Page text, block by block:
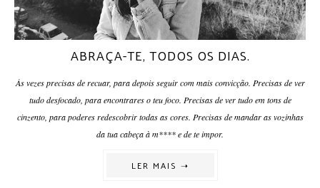
ABRAÇA-TE, TODOS OS DIAS.
Às vezes precisas de recuar, para depois seguir com mais convicção. Precisas de ver
tudo desfocado, para encontrares o teu foco. Precisas de ver tudo em tons de
cinzento, para poderes redescobrir todas as cores. Precisas de mandar as vozinhas
da tua cabeça à m**** e de te impor.
LER MAIS ➝